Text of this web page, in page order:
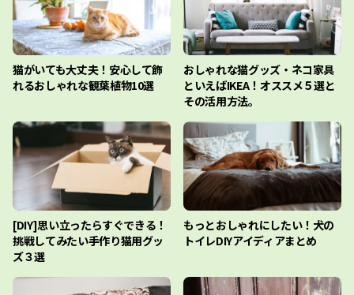
猫がいても大丈夫！安心して飾
れるおしゃれな観葉植物10選
おしゃれな猫グッズ・ネコ家具
といえばIKEA！オススメ５選と
その活用方法。
[DIY]思い立ったらすぐできる！
挑戦してみたい手作り猫用グッ
ズ３選
もっとおしゃれにしたい！犬の
トイレDIYアイディアまとめ